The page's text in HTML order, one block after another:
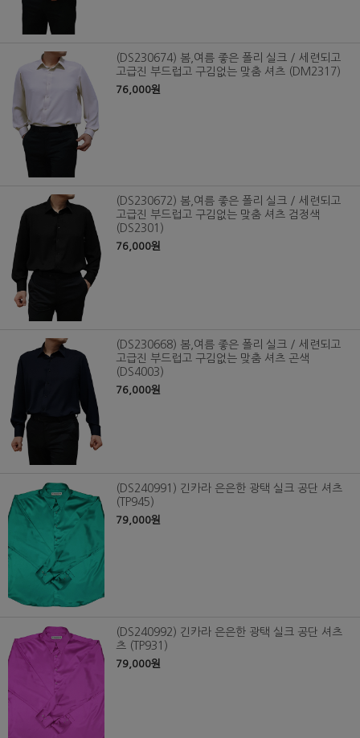
(DS230674) 봄,여름 좋은 폴리 실크 / 세련되고
고급진 부드럽고 구김없는 맞춤 셔츠 (DM2317)
76,000원
(DS230672) 봄,여름 좋은 폴리 실크 / 세련되고
고급진 부드럽고 구김없는 맞춤 셔츠 검정색
(DS2301)
76,000원
(DS230668) 봄,여름 좋은 폴리 실크 / 세련되고
고급진 부드럽고 구김없는 맞춤 셔츠 곤색
(DS4003)
76,000원
(DS240991) 긴카라 은은한 광택 실크 공단 셔츠
(TP945)
79,000원
(DS240992) 긴카라 은은한 광택 실크 공단 셔츠
츠 (TP931)
79,000원